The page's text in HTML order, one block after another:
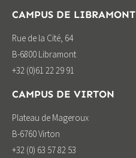
CAMPUS DE LIBRAMONT
Rue de la Cité, 64
B-6800 Libramont
+32 (0)61 22 29 91
CAMPUS DE VIRTON
Plateau de Mageroux
B-6760 Virton
+32 (0) 63 57 82 53